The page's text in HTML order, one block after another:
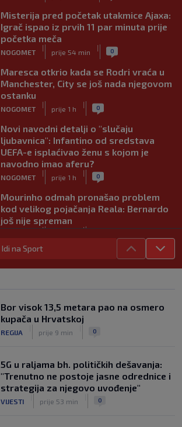
Misterija pred početak utakmice Ajaxa:
Igrač ispao iz prvih 11 par minuta prije
početka meča
NOGOMET
|
prije 54 min
| 0
Maresca otkrio kada se Rodri vraća u
Manchester, City se još nada njegovom
ostanku
NOGOMET
|
prije 1 h
| 0
Novi navodni detalji o "slučaju
ljubavnica": Infantino od sredstava
UEFA-e isplaćivao ženu s kojom je
navodno imao aferu?
NOGOMET
|
prije 1 h
| 0
Mourinho odmah pronašao problem
kod velikog pojačanja Reala: Bernardo
još nije spreman
| |
Carrick vraća Rashforda u prvi tim:
Đoković napravio šou na koncertu:
Uzeo mikrofon, zapjevao pa zaplesao
na bini (VIDEO)
Idi na Sport
Bor visok 13,5 metara pao na osmero
kupača u Hrvatskoj
REGIJA prije 9 min 0
5G u raljama bh. političkih dešavanja:
"Trenutno ne postoje jasne odrednice i
strategija za njegovo uvođenje"
VIJESTI prije 53 min 0